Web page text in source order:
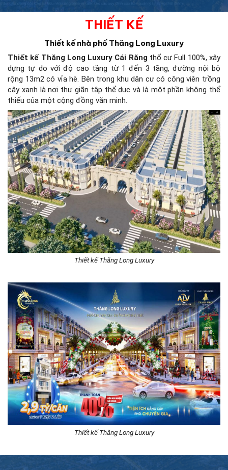
THIẾT KẾ
Thiết kế nhà phố Thăng Long Luxury
Thiết kế Thăng Long Luxury Cái Răngthổ cư Full 100%, xây
dựng tự do với độ cao tầng từ 1 đến 3 tầng, đường nội bộ
rộng 13m2 có vỉa hè. Bên trong khu dân cư có công viên trồng
cây xanh là nơi thư giãn tập thể dục và là một phần không thể
thiếu của một cộng đồng văn minh.
Thiết kế Thăng Long Luxury
Thiết kế Thăng Long Luxury